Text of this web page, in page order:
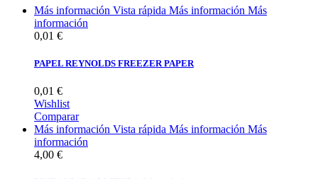
Más información Vista rápida Más información Más
información
0,01 €
PAPEL REYNOLDS FREEZER PAPER
0,01 €
Wishlist
Comparar
Más información Vista rápida Más información Más
información
4,00 €